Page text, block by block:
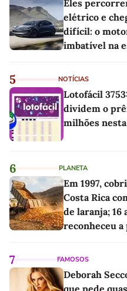
Eles
elétrico e
difícil: o
imbatível na
5 NOTÍCIAS
Lotofácil
dividem o
milhões
6 PLANETA
Em 1997,
Costa Rica
de laranja; 16
reconheceu a
7 FAMOSOS
Deborah
que pede